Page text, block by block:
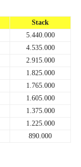
Stack
5.440.000
4.535.000
2.915.000
1.825.000
1.765.000
1.605.000
1.375.000
1.225.000
890.000